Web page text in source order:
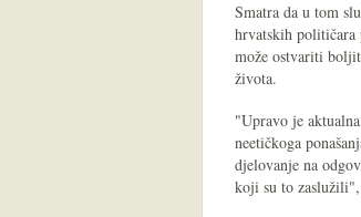
Smatra da u tom
hrvatskih političara
može ostvariti
života.
"Upravo je
neetičkoga
djelovanje na
koji su to